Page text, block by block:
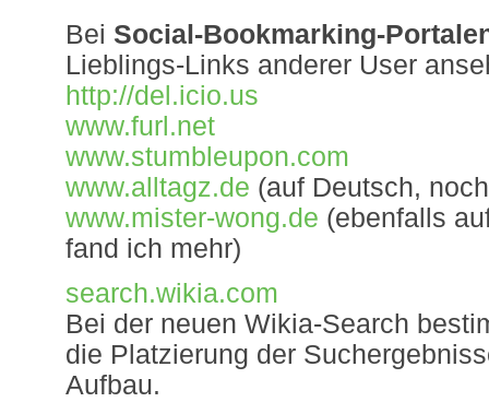
Bei Social-Bookmarking-
Lieblings-Links anderer User
http://del.icio.us
www.furl.net
www.stumbleupon.com
www.alltagz.de (auf Deutsch,
www.mister-wong.de (ebenfalls
fand ich mehr)
search.wikia.com
Bei der neuen Wikia-Search
die Platzierung der
Aufbau.